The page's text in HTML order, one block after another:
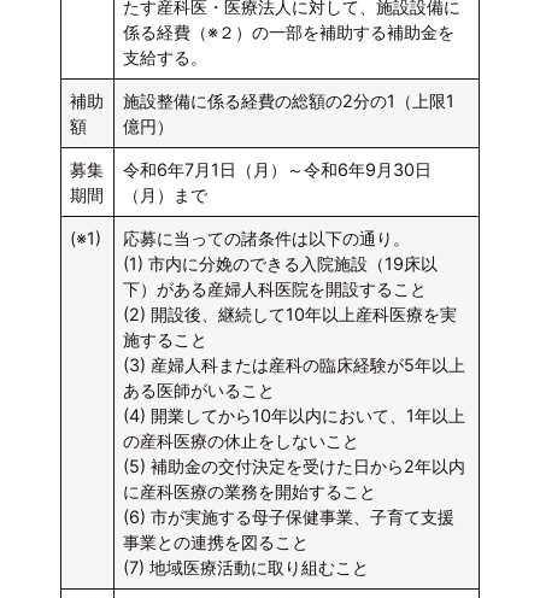
たす産科医・医療法人に対して、施設設備に
係る経費（※２）の一部を補助する補助金を
支給する。
補助
額
施設整備に係る経費の総額の2分の1（上限1
億円）
募集
期間
令和6年7月1日（月）～令和6年9月30日
（月）まで
(※1)
応募に当っての諸条件は以下の通り。
(1) 市内に分娩のできる入院施設（19床以
下）がある産婦人科医院を開設すること
(2) 開設後、継続して10年以上産科医療を実
施すること
(3) 産婦人科または産科の臨床経験が5年以上
ある医師がいること
(4) 開業してから10年以内において、1年以上
の産科医療の休止をしないこと
(5) 補助金の交付決定を受けた日から2年以内
に産科医療の業務を開始すること
(6) 市が実施する母子保健事業、子育て支援
事業との連携を図ること
(7) 地域医療活動に取り組むこと